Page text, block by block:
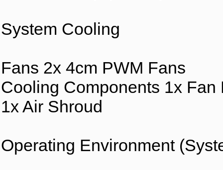
System Cooling
Fans 2x 4cm PWM Fans
Cooling Components 1x Fan
1x Air Shroud
Operating Environment